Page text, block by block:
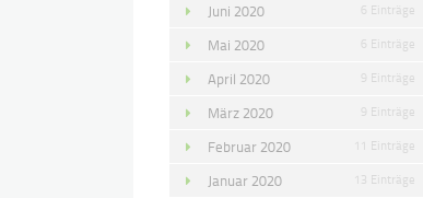
Juni 2020 6 Einträge
Mai 2020 6 Einträge
April 2020 9 Einträge
März 2020 9 Einträge
Februar 2020 11 Einträge
Januar 2020 13 Einträge